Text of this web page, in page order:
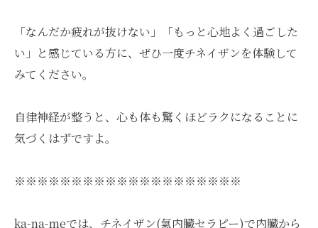
「なんだか疲れが抜けない」「もっと心地よく過ごした
い」と感じている方に、ぜひ一度チネイザンを体験して
みてください。
自律神経が整うと、心も体も驚くほどラクになることに
気づくはずですよ。
※※※※※※※※※※※※※※※※※※※※
ka-na-meでは、チネイザン(氣内臓セラピー)で内臓から